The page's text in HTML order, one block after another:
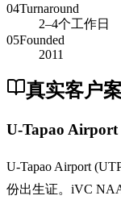
04Turnaround
2–4个工作日
05Founded
2011
真实客户
U-Tapao
U-Tapao Airport
份出生证。iVC